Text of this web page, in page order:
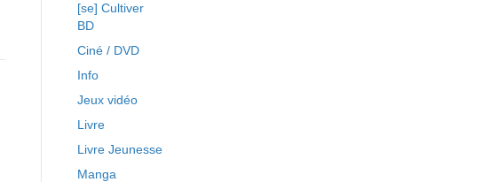
[se] Cultiver
BD
Ciné / DVD
Info
Jeux vidéo
Livre
Livre Jeunesse
Manga